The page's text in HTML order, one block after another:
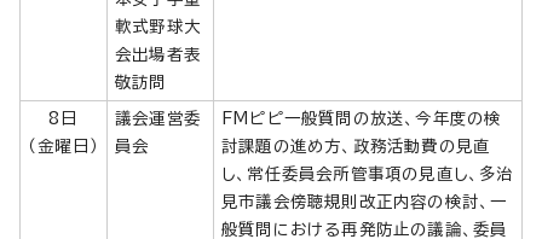
軟式野球大
会出場者表
敬訪問
8日
（金曜日）
議会運営委
員会
FMピピ一般質問の放送、今年度の検
討課題の進め方、政務活動費の見直
し、常任委員会所管事項の見直し、多治
見市議会傍聴規則改正内容の検討、一
般質問における再発防止の議論、委員